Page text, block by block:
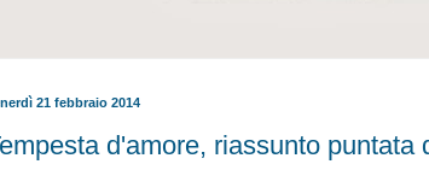
21 febbraio 2014
d'amore, riassunto puntata